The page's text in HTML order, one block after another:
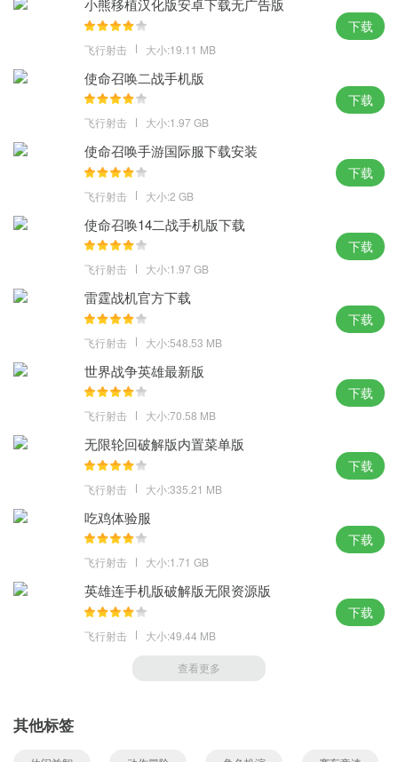
小熊移植汉化版安卓下载无广告版
飞行射击 大小:19.11 MB
下载
使命召唤二战手机版
飞行射击 大小:1.97 GB
下载
使命召唤手游国际服下载安装
飞行射击 大小:2 GB
下载
使命召唤14二战手机版下载
飞行射击 大小:1.97 GB
下载
雷霆战机官方下载
飞行射击 大小:548.53 MB
下载
世界战争英雄最新版
飞行射击 大小:70.58 MB
下载
无限轮回破解版内置菜单版
飞行射击 大小:335.21 MB
下载
吃鸡体验服
飞行射击 大小:1.71 GB
下载
英雄连手机版破解版无限资源版
飞行射击 大小:49.44 MB
下载
查看更多
其他标签